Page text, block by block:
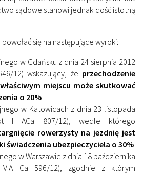
sądowe stanowi jednak dość istotną
się na następujące wyroki:
w Gdańsku z dnia 24 sierpnia 2012
12) wskazujący, że przechodzenie
miejscu może skutkować
o 20%
w Katowicach z dnia 23 listopada
I ACa 807/12), wedle którego
rowerzysty na jezdnię jest
świadczenia ubezpieczyciela o 30%
w Warszawie z dnia 18 października
Ca 596/12), zgodnie z którym